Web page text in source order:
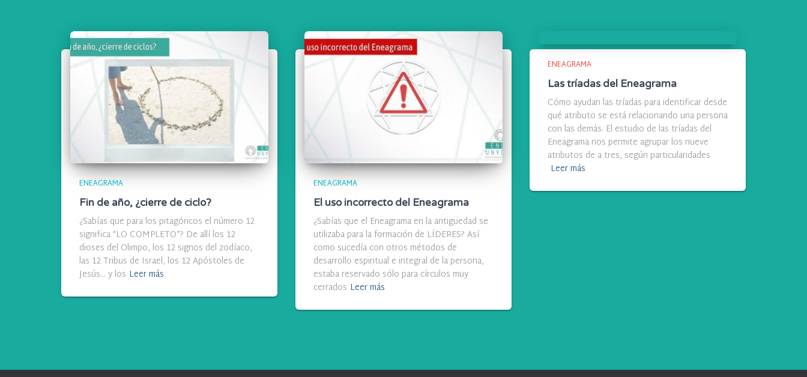
ENEAGRAMA
Fin de año, ¿cierre de ciclo?
¿Sabías que para los pitagóricos el número 12
significa “LO COMPLETO”? De allí los 12
dioses del Olimpo, los 12 signos del zodíaco,
las 12 Tribus de Israel, los 12 Apóstoles de
Jesús… y los Leer más
ENEAGRAMA
El uso incorrecto del Eneagrama
¿Sabías que el Eneagrama en la antigüedad se
utilizaba para la formación de LÍDERES? Así
como sucedía con otros métodos de
desarrollo espiritual e integral de la persona,
estaba reservado sólo para círculos muy
cerrados Leer más
ENEAGRAMA
Las tríadas del Eneagrama
Cómo ayudan las tríadas para identificar desde
qué atributo se está relacionando una persona
con las demás. El estudio de las tríadas del
Eneagrama nos permite agrupar los nueve
atributos de a tres, según particularidades
Leer más